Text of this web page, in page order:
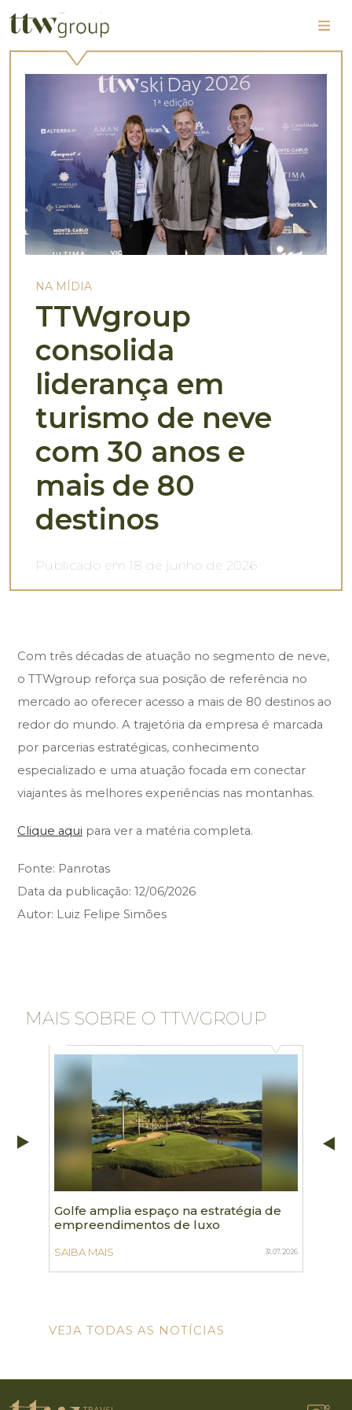
NA MÍDIA
TTWgroup
consolida
liderança em
turismo de neve
com 30 anos e
mais de 80
destinos
Publicado em 18 de junho de 2026
Com três décadas de atuação no segmento de neve,
o TTWgroup reforça sua posição de referência no
mercado ao oferecer acesso a mais de 80 destinos ao
redor do mundo. A trajetória da empresa é marcada
por parcerias estratégicas, conhecimento
especializado e uma atuação focada em conectar
viajantes às melhores experiências nas montanhas.
Clique aqui para ver a matéria completa.
Fonte: Panrotas
Data da publicação: 12/06/2026
Autor: Luiz Felipe Simões
MAIS SOBRE O TTWGROUP
Golfe amplia espaço na estratégia de
empreendimentos de luxo
SAIBA MAIS 31.07.2026
VEJA TODAS AS NOTÍCIAS